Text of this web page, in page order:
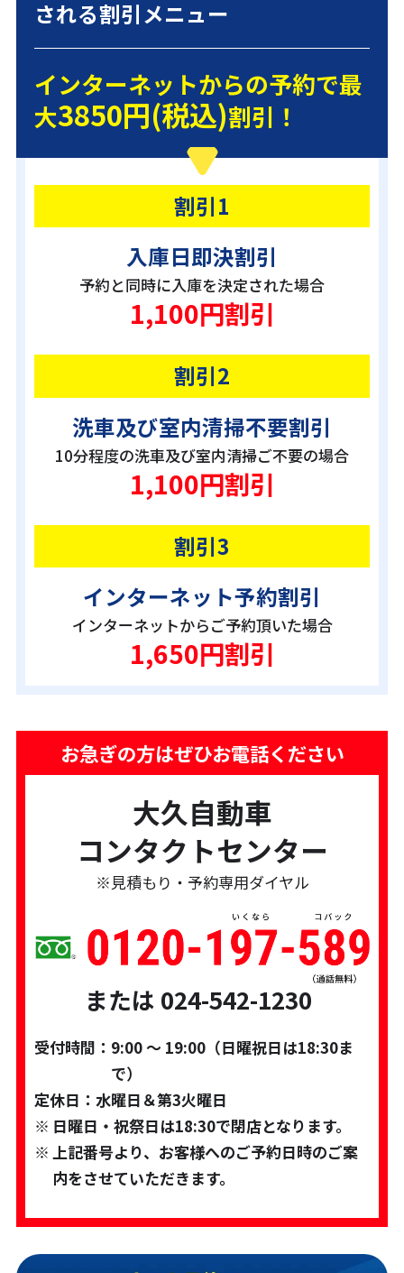
される割引メニュー
インターネットからの予約で最
大3850円(税込)割引！
割引1
入庫日即決割引
予約と同時に入庫を決定された場合
1,100円割引
割引2
洗車及び室内清掃不要割引
10分程度の洗車及び室内清掃ご不要の場合
1,100円割引
割引3
インターネット予約割引
インターネットからご予約頂いた場合
1,650円割引
お急ぎの方はぜひお電話ください
大久自動車
コンタクトセンター
※見積もり・予約専用ダイヤル
または 024-542-1230
受付時間： 9:00 ～ 19:00（日曜祝日は18:30ま
で）
定休日： 水曜日＆第3火曜日
日曜日・祝祭日は18:30で閉店となります。
上記番号より、お客様へのご予約日時のご案
内をさせていただきます。